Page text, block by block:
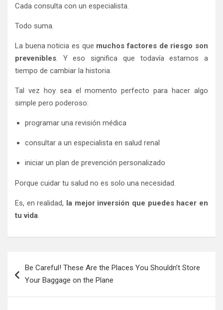
Cada consulta con un especialista.
Todo suma.
La buena noticia es que muchos factores de riesgo son
prevenibles. Y eso significa que todavía estamos a
tiempo de cambiar la historia.
Tal vez hoy sea el momento perfecto para hacer algo
simple pero poderoso:
programar una revisión médica
consultar a un especialista en salud renal
iniciar un plan de prevención personalizado
Porque cuidar tu salud no es solo una necesidad.
Es, en realidad, la mejor inversión que puedes hacer en
tu vida.
navigation
Be Careful! These Are the Places You Shouldn’t Store
Your Baggage on the Plane